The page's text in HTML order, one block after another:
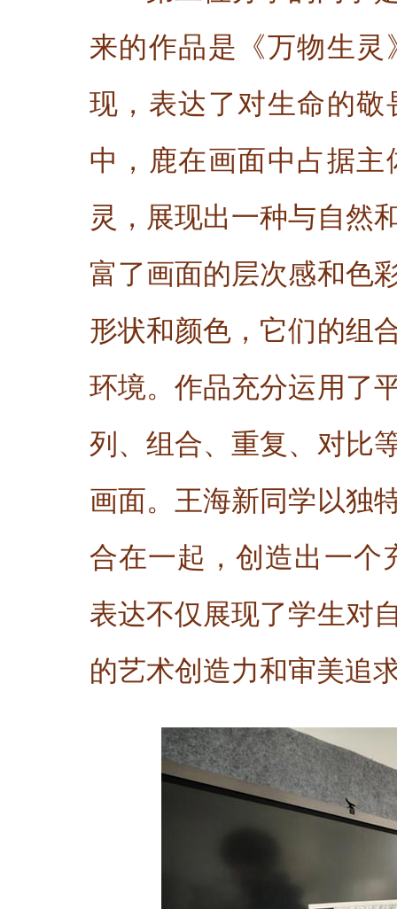
来的作品是《万物生
现，表达了对生命的
中，鹿在画面中占据
灵，展现出一种与自然
富了画面的层次感和色
形状和颜色，它们的组
环境。作品充分运用了
列、组合、重复、对比
画面。王海新同学以独
合在一起，创造出一个
表达不仅展现了学生对
的艺术创造力和审美追